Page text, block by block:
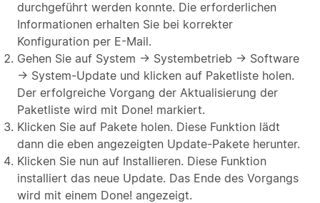
durchgeführt werden konnte. Die erforderlichen
Informationen erhalten Sie bei korrekter
Konfiguration per E-Mail.
Gehen Sie auf System → Systembetrieb → Software
→ System-Update und klicken auf Paketliste holen.
Der erfolgreiche Vorgang der Aktualisierung der
Paketliste wird mit Done! markiert.
Klicken Sie auf Pakete holen. Diese Funktion lädt
dann die eben angezeigten Update-Pakete herunter.
Klicken Sie nun auf Installieren. Diese Funktion
installiert das neue Update. Das Ende des Vorgangs
wird mit einem Done! angezeigt.